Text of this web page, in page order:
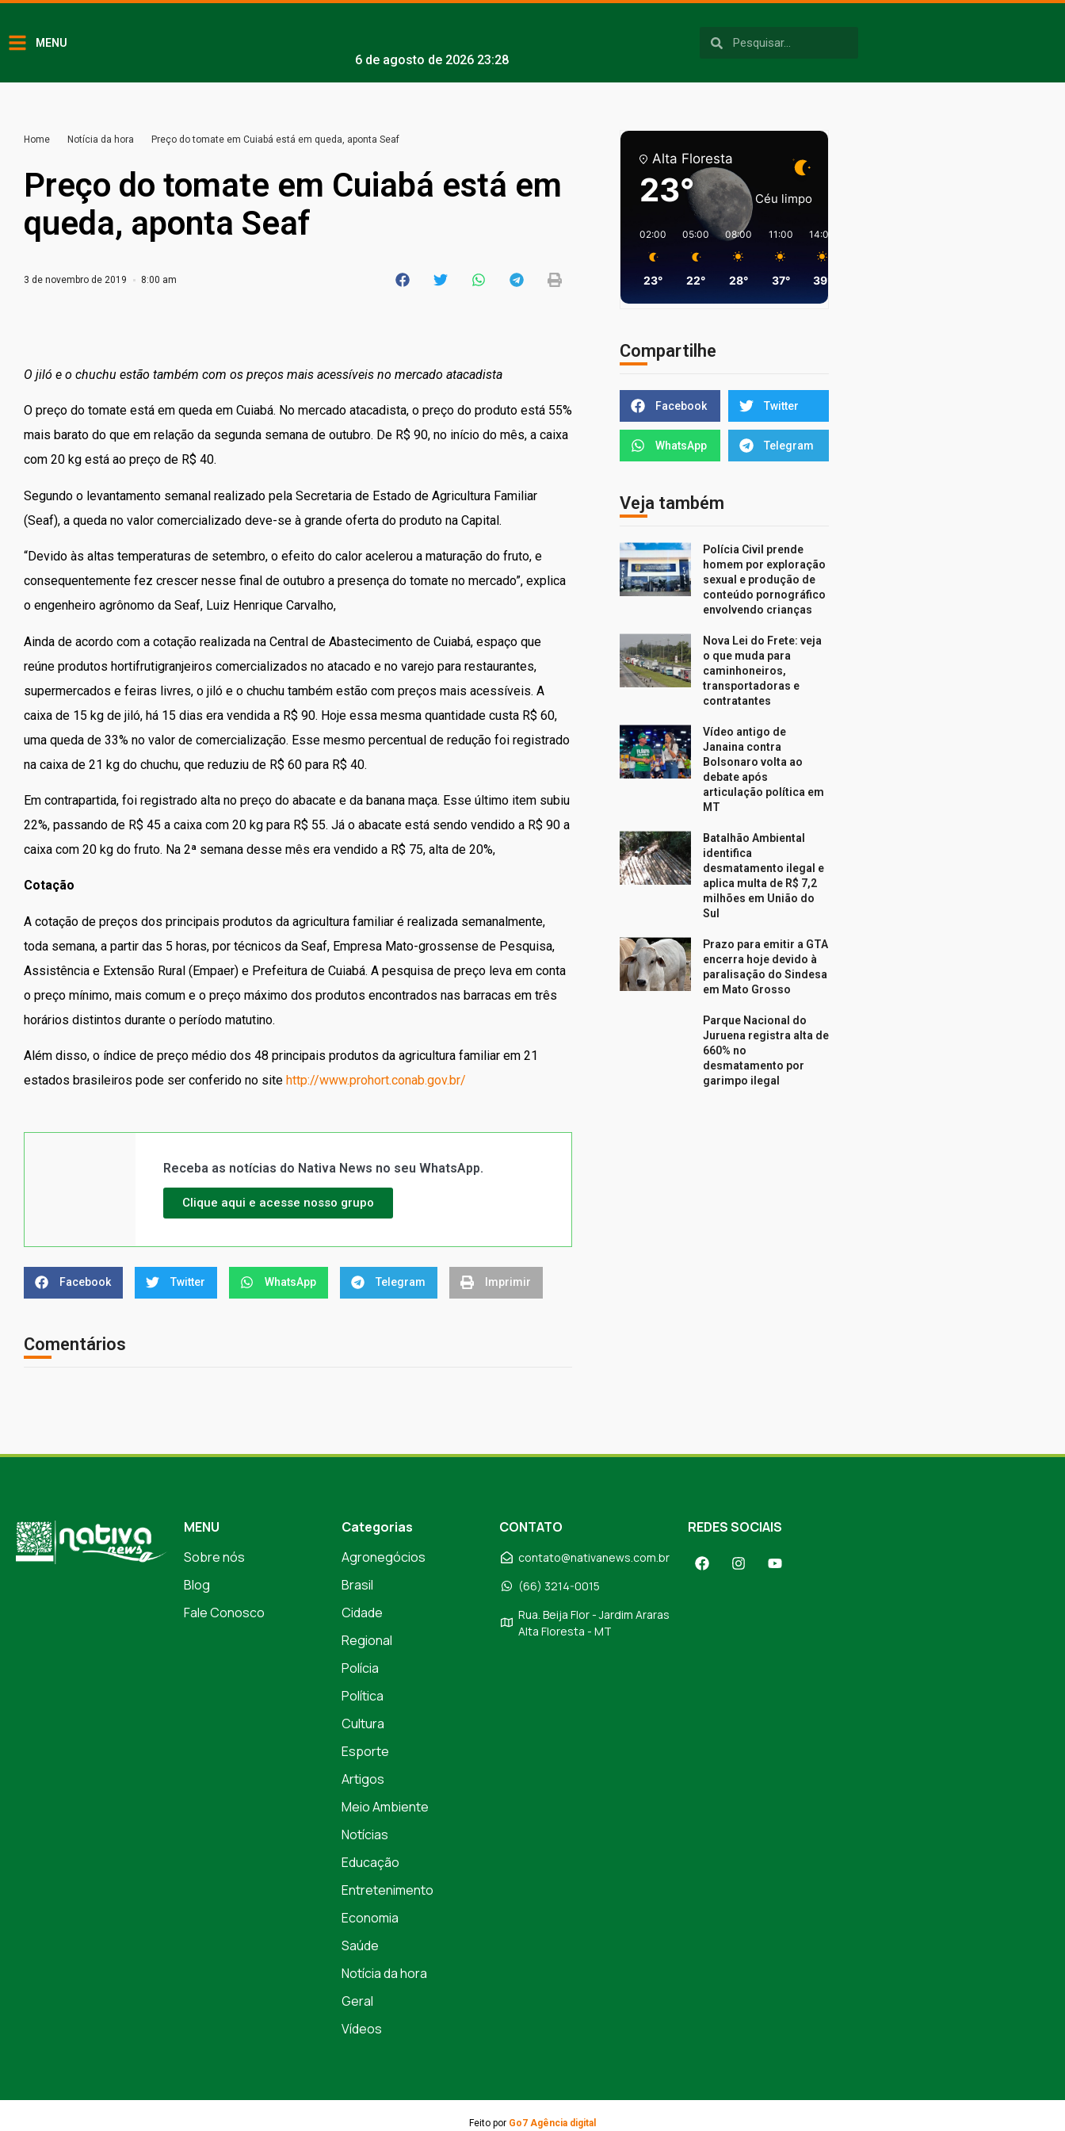
MENU
6 de agosto de 2026 23:28
Home Notícia da hora Preço do tomate em Cuiabá está em queda, aponta Seaf
Preço do tomate em Cuiabá está em
queda, aponta Seaf
3 de novembro de 2019 8:00 am
O jiló e o chuchu estão também com os preços mais acessíveis no mercado atacadista
O preço do tomate está em queda em Cuiabá. No mercado atacadista, o preço do produto está 55%
mais barato do que em relação da segunda semana de outubro. De R$ 90, no início do mês, a caixa
com 20 kg está ao preço de R$ 40.
Segundo o levantamento semanal realizado pela Secretaria de Estado de Agricultura Familiar
(Seaf), a queda no valor comercializado deve-se à grande oferta do produto na Capital.
“Devido às altas temperaturas de setembro, o efeito do calor acelerou a maturação do fruto, e
consequentemente fez crescer nesse final de outubro a presença do tomate no mercado”, explica
o engenheiro agrônomo da Seaf, Luiz Henrique Carvalho,
Ainda de acordo com a cotação realizada na Central de Abastecimento de Cuiabá, espaço que
reúne produtos hortifrutigranjeiros comercializados no atacado e no varejo para restaurantes,
supermercados e feiras livres, o jiló e o chuchu também estão com preços mais acessíveis. A
caixa de 15 kg de jiló, há 15 dias era vendida a R$ 90. Hoje essa mesma quantidade custa R$ 60,
uma queda de 33% no valor de comercialização. Esse mesmo percentual de redução foi registrado
na caixa de 21 kg do chuchu, que reduziu de R$ 60 para R$ 40.
Em contrapartida, foi registrado alta no preço do abacate e da banana maça. Esse último item subiu
22%, passando de R$ 45 a caixa com 20 kg para R$ 55. Já o abacate está sendo vendido a R$ 90 a
caixa com 20 kg do fruto. Na 2ª semana desse mês era vendido a R$ 75, alta de 20%,
Cotação
A cotação de preços dos principais produtos da agricultura familiar é realizada semanalmente,
toda semana, a partir das 5 horas, por técnicos da Seaf, Empresa Mato-grossense de Pesquisa,
Assistência e Extensão Rural (Empaer) e Prefeitura de Cuiabá. A pesquisa de preço leva em conta
o preço mínimo, mais comum e o preço máximo dos produtos encontrados nas barracas em três
horários distintos durante o período matutino.
Além disso, o índice de preço médio dos 48 principais produtos da agricultura familiar em 21
estados brasileiros pode ser conferido no site http://www.prohort.conab.gov.br/
Receba as notícias do Nativa News no seu WhatsApp.
Clique aqui e acesse nosso grupo
Facebook Twitter WhatsApp Telegram Imprimir
Comentários
Alta Floresta
23° Céu limpo
02:00
23°
05:00
22°
08:00
28°
11:00
37°
14:00
39°
Compartilhe
Facebook Twitter
WhatsApp Telegram
Veja também
Polícia Civil prende
homem por exploração
sexual e produção de
conteúdo pornográfico
envolvendo crianças
Nova Lei do Frete: veja
o que muda para
caminhoneiros,
transportadoras e
contratantes
Vídeo antigo de
Janaina contra
Bolsonaro volta ao
debate após
articulação política em
MT
Batalhão Ambiental
identifica
desmatamento ilegal e
aplica multa de R$ 7,2
milhões em União do
Sul
Prazo para emitir a GTA
encerra hoje devido à
paralisação do Sindesa
em Mato Grosso
Parque Nacional do
Juruena registra alta de
660% no
desmatamento por
garimpo ilegal
MENU
Sobre nós
Blog
Fale Conosco
Categorias
Agronegócios
Brasil
Cidade
Regional
Polícia
Política
Cultura
Esporte
Artigos
Meio Ambiente
Notícias
Educação
Entretenimento
Economia
Saúde
Notícia da hora
Geral
Vídeos
CONTATO
contato@nativanews.com.br
(66) 3214-0015
Rua. Beija Flor - Jardim Araras
Alta Floresta - MT
REDES SOCIAIS
Feito por Go7 Agência digital